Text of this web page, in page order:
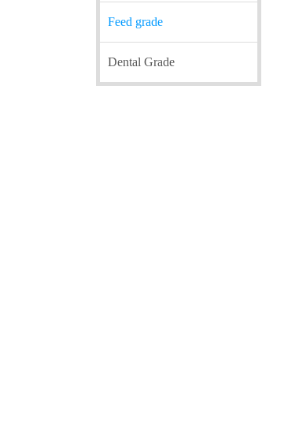
Feed grade
Dental Grade